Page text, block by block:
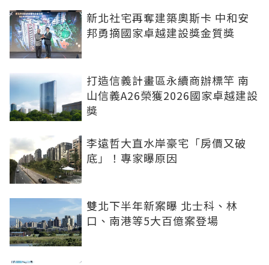
新北社宅再奪建築奧斯卡 中和安
邦勇摘國家卓越建設獎金質獎
打造信義計畫區永續商辦標竿 南
山信義A26榮獲2026國家卓越建設
獎
李遠哲大直水岸豪宅「房價又破
底」！專家曝原因
雙北下半年新案曝 北士科、林
口、南港等5大百億案登場